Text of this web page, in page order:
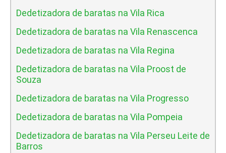
Dedetizadora de baratas na Vila Rica
Dedetizadora de baratas na Vila Renascenca
Dedetizadora de baratas na Vila Regina
Dedetizadora de baratas na Vila Proost de
Souza
Dedetizadora de baratas na Vila Progresso
Dedetizadora de baratas na Vila Pompeia
Dedetizadora de baratas na Vila Perseu Leite de
Barros